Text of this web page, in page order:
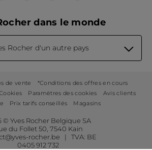
dans le monde
Rocher d'un autre pays
de vente
*Conditions des offres en cours
Paramètres des cookies
Avis clients
Prix tarifs conseillés Magasins
© Yves Rocher Belgique SA
du Follet 50, 7540 Kain
rocher.be | TVA: BE
0405 912 732